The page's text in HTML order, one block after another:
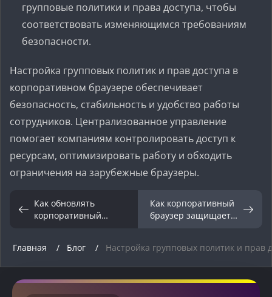
групповые политики и права доступа, чтобы
соответствовать изменяющимся требованиям
безопасности.
Настройка групповых политик и прав доступа в
корпоративном браузере обеспечивает
безопасность, стабильность и удобство работы
сотрудников. Централизованное управление
помогает компаниям контролировать доступ к
ресурсам, оптимизировать работу и обходить
ограничения на зарубежные браузеры.
Как обновлять
корпоративный
Как корпоративный
браузер защищает
Главная Блог Настройка групповых политик и прав